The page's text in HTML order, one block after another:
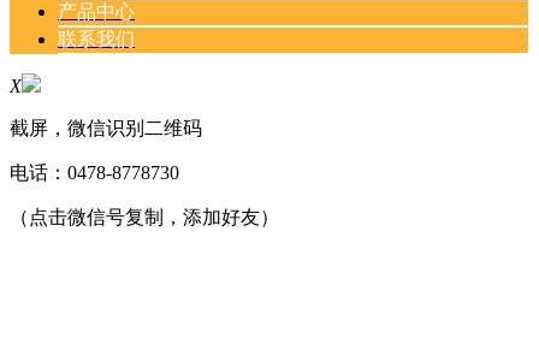
产品中心
联系我们
X
截屏，微信识别二维码
电话： 0478-8778730
（点击微信号复制，添加好友）